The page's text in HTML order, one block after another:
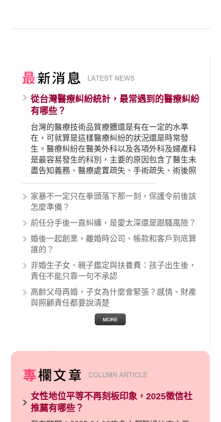
從台灣醫療糾紛統計，最常遇到的醫療糾紛
有哪些？
台灣的醫療技術品質療體還是有在一定的水準
在，可就算是這樣醫療糾紛的狀況還是時常發
生。醫療糾紛在醫美外科以及各項外科及婦產科
是最容易發生的科別，主要的原因包含了醫生未
盡告知義務、醫療處置疏失、手術疏失、術後照
顧失當、醫療費用的收取。雖然醫學進步，但醫
生與病患之間引起的糾紛還是經常發生。很多案
例中最後都走向訴訟流程，我們如果不幸遇到相
的內容其實非常多，有些案例…
家暴不一定只在拳頭落下那一刻，保護令前後該
怎麼準備？
前任分手後一直糾纏，是愛太深還是跟騷風險？
婚後一起創業，離婚時公司、帳款和客戶到底算
誰的？
非婚生子女、親子鑑定與扶養費：孩子出生後，
責任不能只靠一句不承認
高齡父母再婚，子女為什麼會緊張？感情、財產
與照顧責任都要說清楚
女性地位平等不再刻板印象，2025徵信社
推薦有哪些？